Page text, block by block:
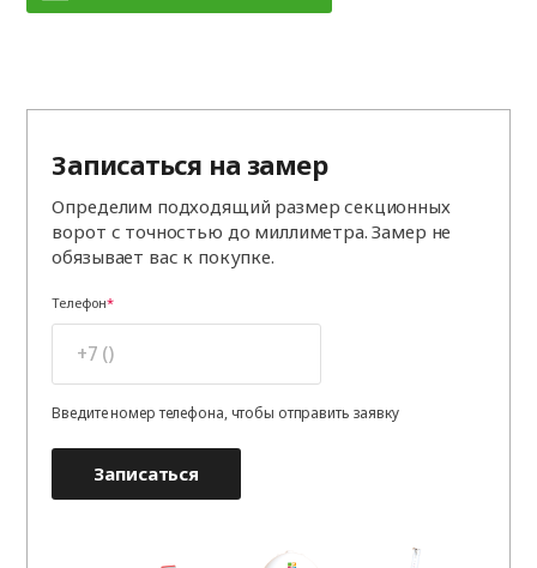
Записаться на замер
Определим подходящий размер секционных
ворот с точностью до миллиметра. Замер не
обязывает вас к покупке.
Телефон
Введите номер телефона, чтобы отправить заявку
Записаться